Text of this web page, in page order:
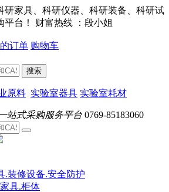
研家具、科研仪器、科研装备、科研试
平台！ 财富热线 ：段小姐
订单 购物车
搜索
原料 实验室器具 实验室耗材
站式采购服务平台 0769-85183060
.装修设备.安全防护
具.柜体